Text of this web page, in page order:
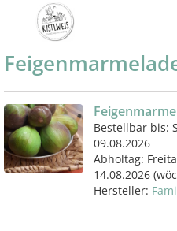
Bestellbar bis:
09.08.2026
Abholtag:
14.08.2026
Hersteller: